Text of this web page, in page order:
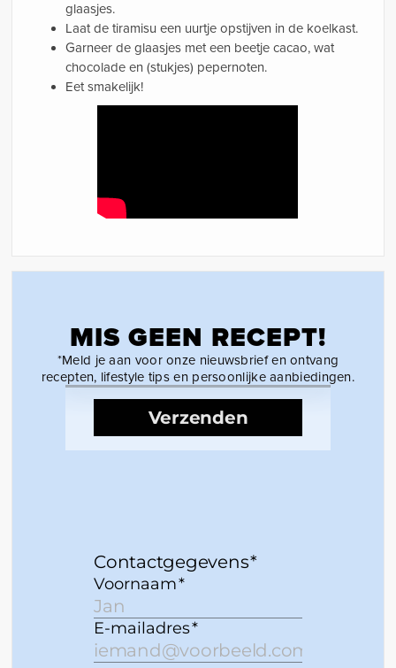
glaasjes.
Laat de tiramisu een uurtje opstijven in de koelkast.
Garneer de glaasjes met een beetje cacao, wat
chocolade en (stukjes) pepernoten.
Eet smakelijk!
MIS GEEN RECEPT!
*Meld je aan voor onze nieuwsbrief en ontvang
recepten, lifestyle tips en persoonlijke aanbiedingen.